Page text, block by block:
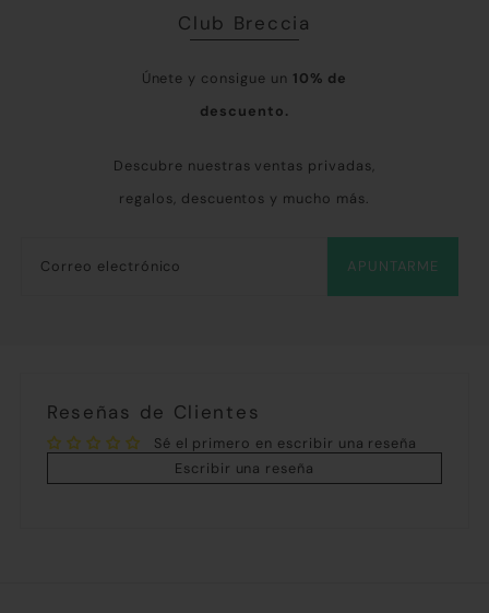
Club Breccia
Únete y consigue un 10% de
descuento.
Descubre nuestras ventas privadas,
regalos, descuentos y mucho más.
APUNTARME
Reseñas de Clientes
Sé el primero en escribir una reseña
Escribir una reseña